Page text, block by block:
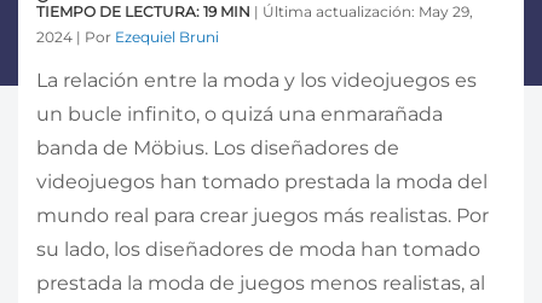
TIEMPO DE LECTURA: 19 MIN | Última actualización: May 29,
2024 | Por Ezequiel Bruni
La relación entre la moda y los videojuegos es
un bucle infinito, o quizá una enmarañada
banda de Möbius. Los diseñadores de
videojuegos han tomado prestada la moda del
mundo real para crear juegos más realistas. Por
su lado, los diseñadores de moda han tomado
prestada la moda de juegos menos realistas, al